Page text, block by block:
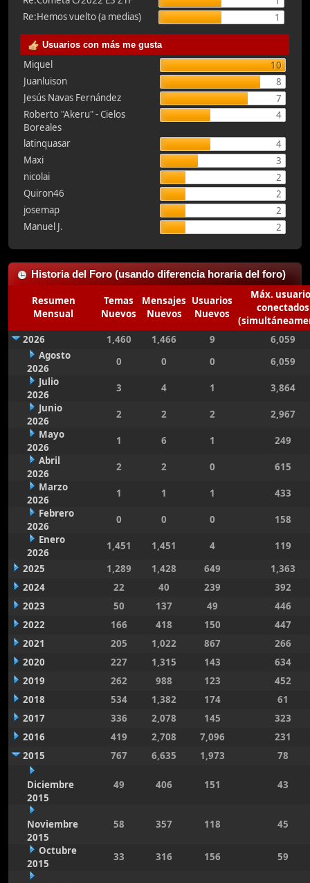
Re:Hemos vuelto (a medias)
1
Usuarios con más me gusta
Miquel
10
Juanluison
8
Jesús Navas Fernández
7
Roberto "Akeru" - Cielos
Boreales
4
latinquasar
4
Maxi
3
nicolai
2
Quiron46
2
josemap
2
Manuel J.
2
Historia del Foro (usando diferencia horaria del foro)
Resumen
Mensual
Temas
Nuevos
Mensajes
Nuevos
Usuarios
Nuevos
Máx.
conectados
2026
1,460 1,466 9
6,059
Agosto
2026
0 0 0
6,059
Julio
2026
3 4 1
3,864
Junio
2026
2 2 2
2,967
Mayo
2026
1 6 1
249
Abril
2026
2 2 0
615
Marzo
2026
1 1 1
433
Febrero
2026
0 0 0
158
Enero
2026
1,451 1,451 4
119
2025
1,289 1,428 649
1,363
2024
22 40 239
392
2023
50 137 49
446
2022
166 418 150
447
2021
205 1,022 867
266
2020
227 1,315 143
634
2019
262 988 123
452
2018
534 1,382 174
61
2017
336 2,078 145
323
2016
419 2,708 7,096
231
2015
767 6,635 1,973 78
Diciembre
2015
49 406 151 43
Noviembre
2015
58 357 118 45
Octubre
2015
33 316 156 59